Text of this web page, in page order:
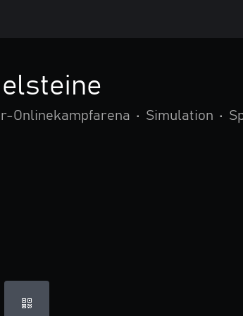
Onlinekampfarena • Simulation •